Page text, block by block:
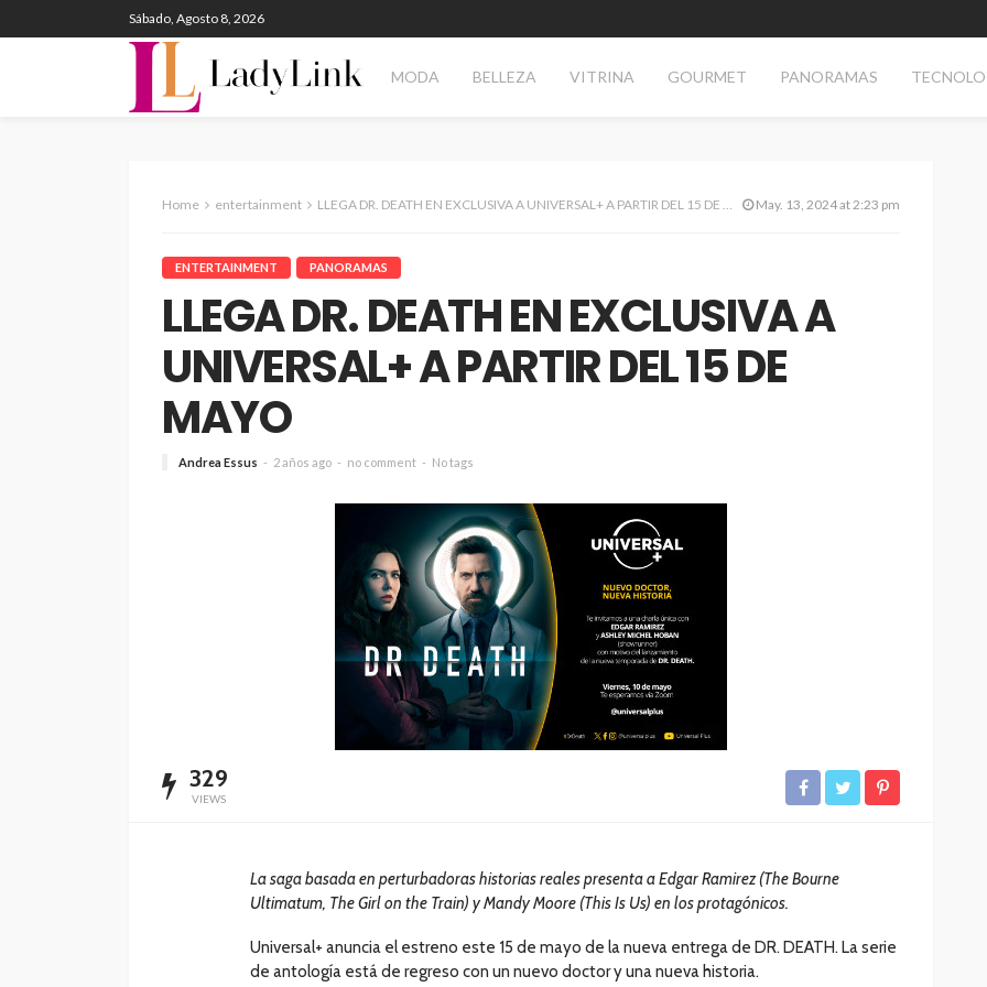
Sábado, Agosto 8, 2026
MODA BELLEZA VITRINA GOURMET PANORAMAS
Home entertainment LLEGA DR. DEATH EN EXCLUSIVA A UNIVERSAL+ A PARTIR DEL 15 DE MAYO May. 13, 2024 at 2:23 pm
ENTERTAINMENT PANORAMAS
LLEGA DR. DEATH EN EXCLUSIVA A
UNIVERSAL+ A PARTIR DEL 15 DE
MAYO
Andrea Essus 2 años ago no comment No tags
329
VIEWS
La saga basada en perturbadoras historias reales presenta a Edgar Ramirez (The Bourne
Ultimatum, The Girl on the Train) y Mandy Moore (This Is Us) en los protagónicos.
Universal+ anuncia el estreno este 15 de mayo de la nueva entrega de DR. DEATH. La serie
de antología está de regreso con un nuevo doctor y una nueva historia.
5 decisiones que marcan la
diferencia en tu bienestar
Andrea Essus 1 día ago 66
Entre el 6 y el 8 de agosto de
2026: Mica protectora,
limpieza y mano de obra
gratis: así será el nuevo
HUAWEI Service Day
Andrea Essus